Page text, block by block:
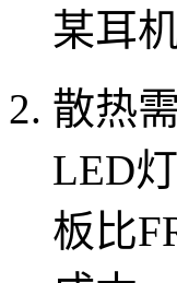
某耳
散热
LED
板比